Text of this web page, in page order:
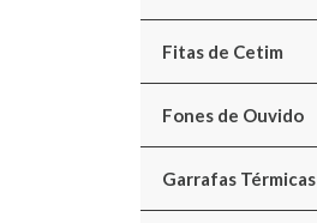
Fitas de Cetim
Fones de Ouvido
Garrafas Térmicas